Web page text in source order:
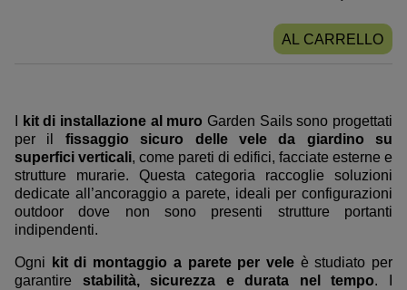
AL CARRELLO
kit di installazione al muro Garden Sails sono progettati
per il fissaggio sicuro delle vele da giardino su
superfici verticali, come pareti di edifici, facciate esterne e
strutture murarie. Questa categoria raccoglie soluzioni
dedicate all’ancoraggio a parete, ideali per configurazioni
outdoor dove non sono presenti strutture portanti
indipendenti.
Ogni kit di montaggio a parete per veleè studiato per
garantire stabilità, sicurezza e durata nel tempo. I